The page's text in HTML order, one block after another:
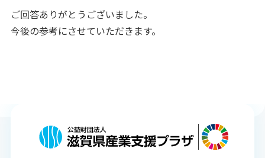
ご回答ありがとうございました。
今後の参考にさせていただきます。